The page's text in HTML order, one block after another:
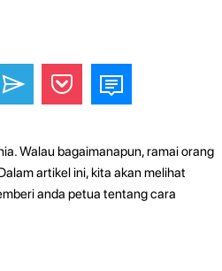
Walau bagaimanapun, ramai orang
artikel ini, kita akan melihat
anda petua tentang cara